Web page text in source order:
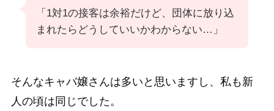
「1対1の接客は余裕だけど、団体に放り込
まれたらどうしていいかわからない…」
そんなキャバ嬢さんは多いと思いますし、私も新
人の頃は同じでした。